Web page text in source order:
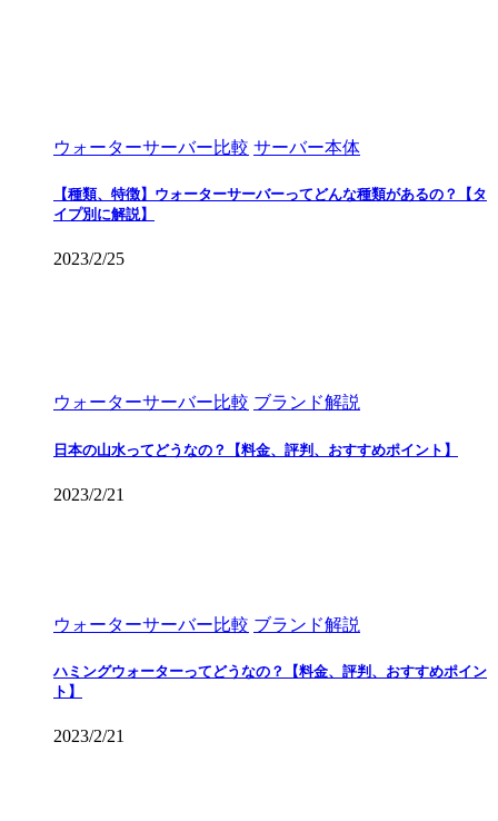
ウォーターサーバー比較 サーバー本体
【種類、特徴】ウォーターサーバーってどんな種類があるの？【タ
イプ別に解説】
2023/2/25
ウォーターサーバー比較 ブランド解説
日本の山水ってどうなの？【料金、評判、おすすめポイント】
2023/2/21
ウォーターサーバー比較 ブランド解説
ハミングウォーターってどうなの？【料金、評判、おすすめポイン
ト】
2023/2/21